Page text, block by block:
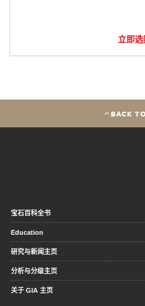
立即
BACK
宝石百科全书
Education
研究与新闻主页
分析与分级主页
关于 GIA 主页